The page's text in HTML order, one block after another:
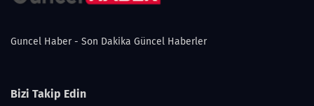
Guncel Haber - Son Dakika Güncel Haberler
Bizi Takip Edin